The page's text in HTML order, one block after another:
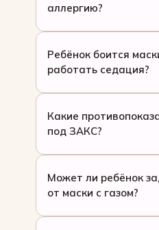
аллергию?
Ребёнок боится
работать седация?
Какие
под ЗАКС?
Может ли ребёнок
от маски с газом?